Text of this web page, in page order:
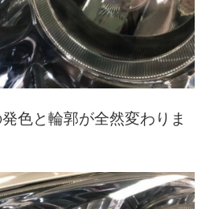
色と輪郭が全然変わりま